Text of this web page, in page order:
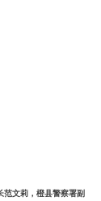
范文莉，橙县警察署副